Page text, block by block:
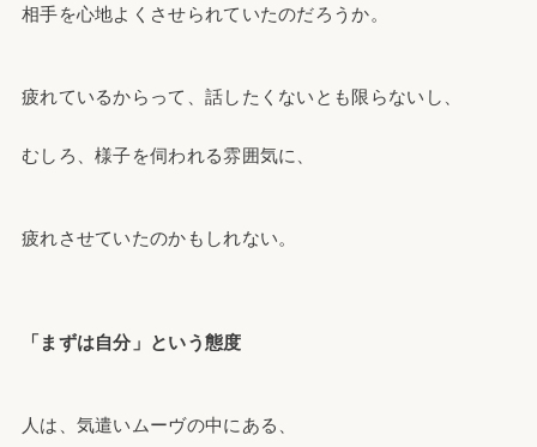
相手を心地よくさせられていたのだろうか。
疲れているからって、話したくないとも限らないし、
むしろ、様子を伺われる雰囲気に、
疲れさせていたのかもしれない。
「まずは自分」という態度
人は、気遣いムーヴの中にある、